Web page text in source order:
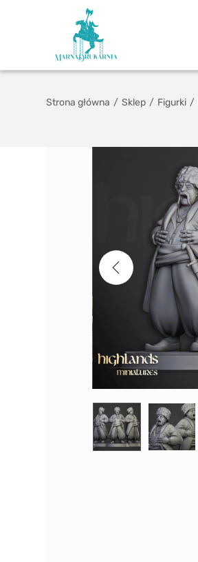
Strona główna / Sklep / Figurki /